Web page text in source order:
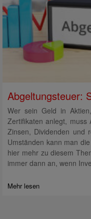
Abgeltungsteuer:
Wer sein Geld in
Zertifikaten anlegt, muss
Zinsen, Dividenden und
Umständen kann man
hier mehr zu diesem
immer dann an, wenn
Mehr lesen